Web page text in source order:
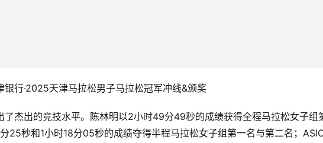
银行·2025天津马拉松男子马拉松冠军冲线&颁奖
了杰出的竞技水平。陈林明以2小时49分49秒的成绩获得全程马拉松女子组
25秒和1小时18分05秒的成绩夺得半程马拉松女子组第一名与第二名；